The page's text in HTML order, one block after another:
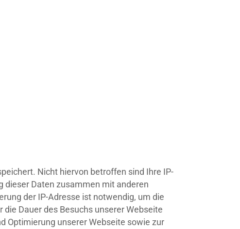
Nicht hiervon betroffen sind Ihre IP-
dieser Daten zusammen mit anderen
der IP-Adresse ist notwendig, um die
Dauer des Besuchs unserer Webseite
Optimierung unserer Webseite sowie zur